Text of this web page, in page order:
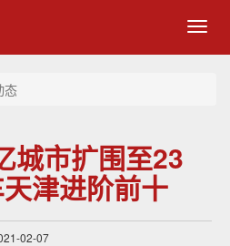
态
城市扩围至23
津进阶前十
02-07